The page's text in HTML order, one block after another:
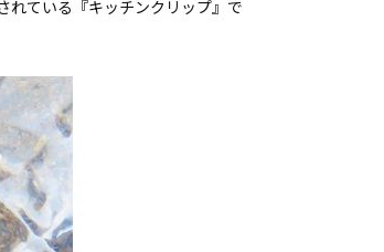
れている『キッチンクリップ』で